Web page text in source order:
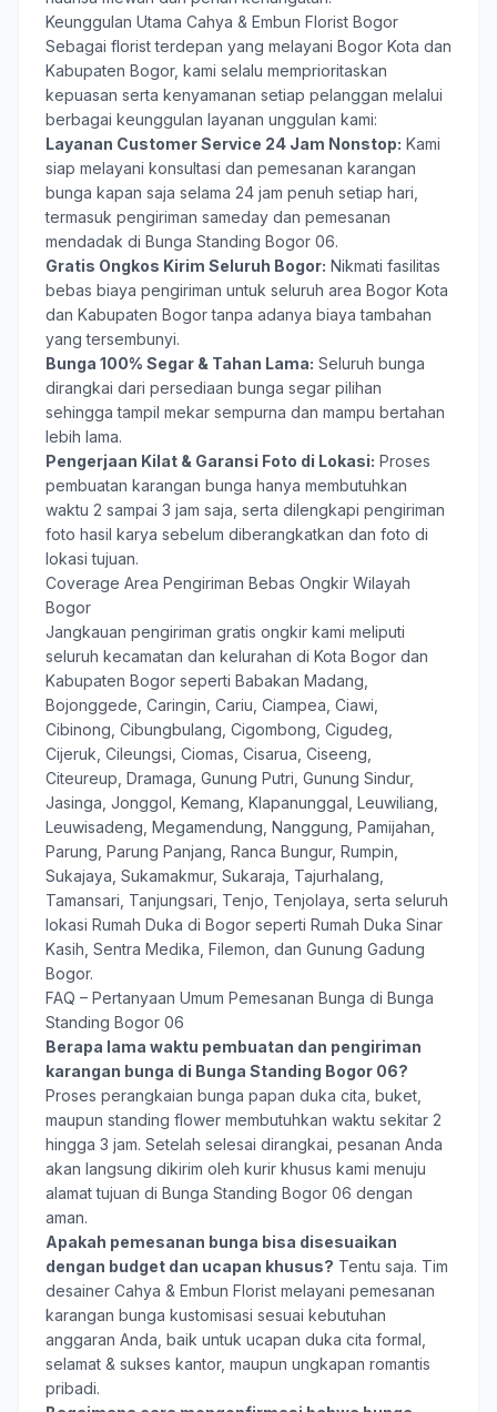
Keunggulan Utama Cahya & Embun Florist Bogor
Sebagai florist terdepan yang melayani Bogor Kota dan
Kabupaten Bogor, kami selalu memprioritaskan
kepuasan serta kenyamanan setiap pelanggan melalui
berbagai keunggulan layanan unggulan kami:
Layanan Customer Service 24 Jam Nonstop: Kami
siap melayani konsultasi dan pemesanan karangan
bunga kapan saja selama 24 jam penuh setiap hari,
termasuk pengiriman sameday dan pemesanan
mendadak di Bunga Standing Bogor 06.
Gratis Ongkos Kirim Seluruh Bogor: Nikmati fasilitas
bebas biaya pengiriman untuk seluruh area Bogor Kota
dan Kabupaten Bogor tanpa adanya biaya tambahan
yang tersembunyi.
Bunga 100% Segar & Tahan Lama: Seluruh bunga
dirangkai dari persediaan bunga segar pilihan
sehingga tampil mekar sempurna dan mampu bertahan
lebih lama.
Pengerjaan Kilat & Garansi Foto di Lokasi: Proses
pembuatan karangan bunga hanya membutuhkan
waktu 2 sampai 3 jam saja, serta dilengkapi pengiriman
foto hasil karya sebelum diberangkatkan dan foto di
lokasi tujuan.
Coverage Area Pengiriman Bebas Ongkir Wilayah
Bogor
Jangkauan pengiriman gratis ongkir kami meliputi
seluruh kecamatan dan kelurahan di Kota Bogor dan
Kabupaten Bogor seperti Babakan Madang,
Bojonggede, Caringin, Cariu, Ciampea, Ciawi,
Cibinong, Cibungbulang, Cigombong, Cigudeg,
Cijeruk, Cileungsi, Ciomas, Cisarua, Ciseeng,
Citeureup, Dramaga, Gunung Putri, Gunung Sindur,
Jasinga, Jonggol, Kemang, Klapanunggal, Leuwiliang,
Leuwisadeng, Megamendung, Nanggung, Pamijahan,
Parung, Parung Panjang, Ranca Bungur, Rumpin,
Sukajaya, Sukamakmur, Sukaraja, Tajurhalang,
Tamansari, Tanjungsari, Tenjo, Tenjolaya, serta seluruh
lokasi Rumah Duka di Bogor seperti Rumah Duka Sinar
Kasih, Sentra Medika, Filemon, dan Gunung Gadung
Bogor.
FAQ – Pertanyaan Umum Pemesanan Bunga di Bunga
Standing Bogor 06
Berapa lama waktu pembuatan dan pengiriman
karangan bunga di Bunga Standing Bogor 06?
Proses perangkaian bunga papan duka cita, buket,
maupun standing flower membutuhkan waktu sekitar 2
hingga 3 jam. Setelah selesai dirangkai, pesanan Anda
akan langsung dikirim oleh kurir khusus kami menuju
alamat tujuan di Bunga Standing Bogor 06 dengan
aman.
Apakah pemesanan bunga bisa disesuaikan
dengan budget dan ucapan khusus? Tentu saja. Tim
desainer Cahya & Embun Florist melayani pemesanan
karangan bunga kustomisasi sesuai kebutuhan
anggaran Anda, baik untuk ucapan duka cita formal,
selamat & sukses kantor, maupun ungkapan romantis
pribadi.